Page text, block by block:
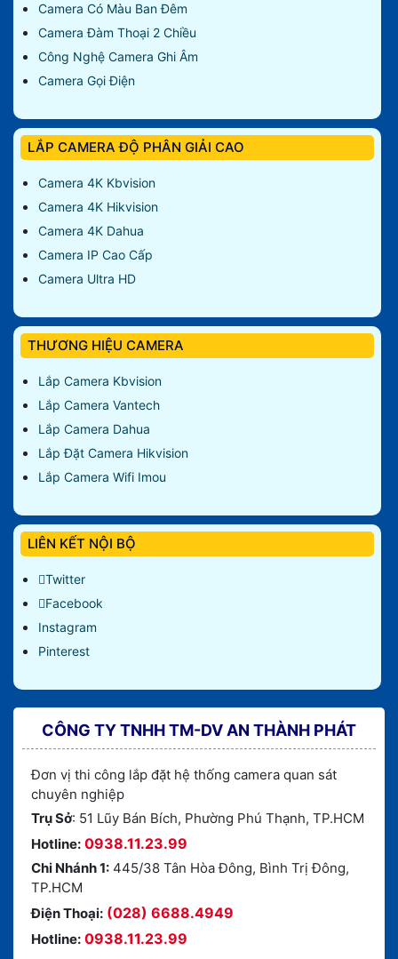
Camera Có Màu Ban Đêm
Camera Đàm Thoại 2 Chiều
Công Nghệ Camera Ghi Âm
Camera Gọi Điện
LẮP CAMERA ĐỘ PHÂN GIẢI CAO
Camera 4K Kbvision
Camera 4K Hikvision
Camera 4K Dahua
Camera IP Cao Cấp
Camera Ultra HD
THƯƠNG HIỆU CAMERA
Lắp Camera Kbvision
Lắp Camera Vantech
Lắp Camera Dahua
Lắp Đặt Camera Hikvision
Lắp Camera Wifi Imou
LIÊN KẾT NỘI BỘ
Twitter
Facebook
Instagram
Pinterest
CÔNG TY TNHH TM-DV AN THÀNH PHÁT
Đơn vị thi công lắp đặt hệ thống camera quan sát
chuyên nghiệp
Trụ Sở: 51 Lũy Bán Bích, Phường Phú Thạnh, TP.HCM
Hotline: 0938.11.23.99
Chi Nhánh 1: 445/38 Tân Hòa Đông, Bình Trị Đông,
TP.HCM
Điện Thoại: (028) 6688.4949
Hotline: 0938.11.23.99